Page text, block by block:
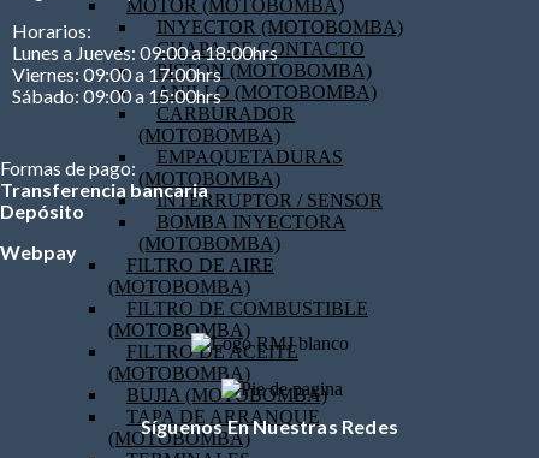
MOTOR (MOTOBOMBA)
INYECTOR (MOTOBOMBA)
CHAPA DE CONTACTO
PISTON (MOTOBOMBA)
ANILLO (MOTOBOMBA)
CARBURADOR
(MOTOBOMBA)
EMPAQUETADURAS
(MOTOBOMBA)
INTERRUPTOR / SENSOR
BOMBA INYECTORA
(MOTOBOMBA)
FILTRO DE AIRE
(MOTOBOMBA)
FILTRO DE COMBUSTIBLE
(MOTOBOMBA)
FILTRO DE ACEITE
(MOTOBOMBA)
BUJIA (MOTOBOMBA)
TAPA DE ARRANQUE
(MOTOBOMBA)
Horarios:
Lunes a Jueves: 09:00 a 18:00hrs
Viernes: 09:00 a 17:00hrs
Sábado: 09:00 a 15:00hrs
Formas de pago:
Transferencia bancaria
Depósito
Webpay
Síguenos En Nuestras Redes